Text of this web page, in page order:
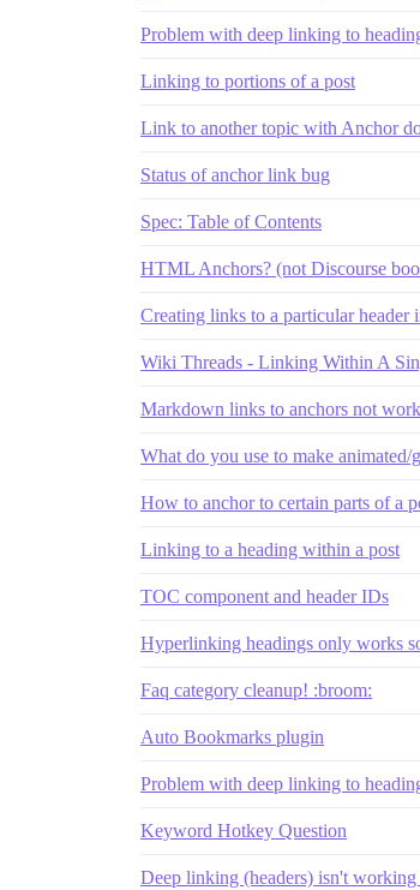
Problem with deep linking to
Linking to portions of a post
Link to another topic with Anchor
Status of anchor link bug
Spec: Table of Contents
HTML Anchors? (not Discourse
Creating links to a particular header
Wiki Threads - Linking Within A
Markdown links to anchors not
What do you use to make animated/
How to anchor to certain parts of a
Linking to a heading within a post
TOC component and header IDs
Hyperlinking headings only works
Faq category cleanup! :broom:
Auto Bookmarks plugin
Problem with deep linking to
Keyword Hotkey Question
Deep linking (headers) isn't